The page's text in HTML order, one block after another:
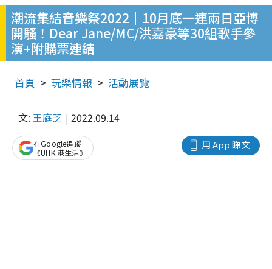
潮流集結音樂祭2022｜10月底一連兩日亞博
開騷！Dear Jane/MC/洪嘉豪等30組歌手參
演+附購票連結
首頁 玩樂情報 活動展覽
文: 王庭芝 2022.09.14
用 App 睇文
在Google追蹤
《UHK 港生活》